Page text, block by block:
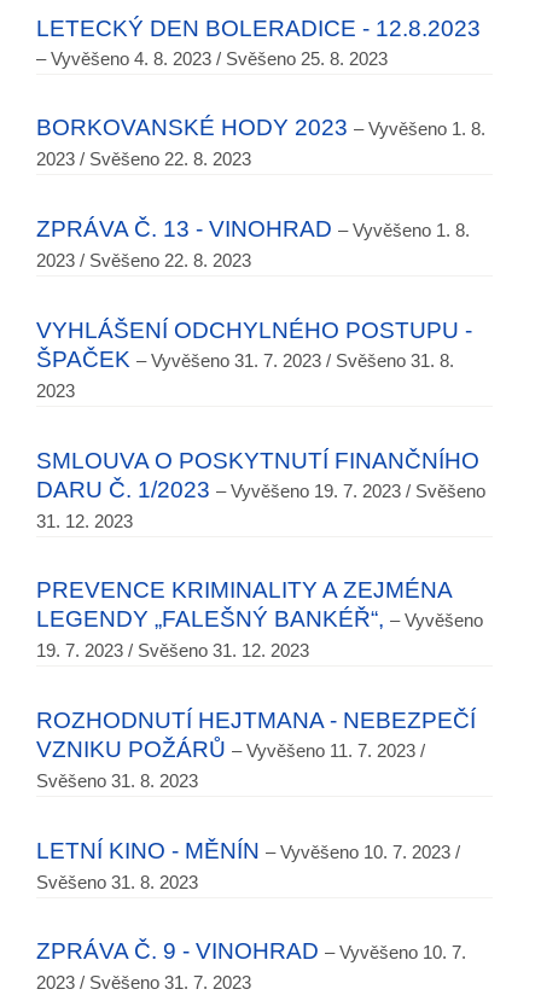
LETECKÝ DEN BOLERADICE - 12.8.2023
– Vyvěšeno 4. 8. 2023 / Svěšeno 25. 8. 2023
BORKOVANSKÉ HODY 2023 – Vyvěšeno 1. 8.
2023 / Svěšeno 22. 8. 2023
ZPRÁVA Č. 13 - VINOHRAD – Vyvěšeno 1. 8.
2023 / Svěšeno 22. 8. 2023
VYHLÁŠENÍ ODCHYLNÉHO POSTUPU -
ŠPAČEK – Vyvěšeno 31. 7. 2023 / Svěšeno 31. 8.
2023
SMLOUVA O POSKYTNUTÍ FINANČNÍHO
DARU Č. 1/2023 – Vyvěšeno 19. 7. 2023 / Svěšeno
31. 12. 2023
PREVENCE KRIMINALITY A ZEJMÉNA
LEGENDY „FALEŠNÝ BANKÉŘ“, – Vyvěšeno
19. 7. 2023 / Svěšeno 31. 12. 2023
ROZHODNUTÍ HEJTMANA - NEBEZPEČÍ
VZNIKU POŽÁRŮ – Vyvěšeno 11. 7. 2023 /
Svěšeno 31. 8. 2023
LETNÍ KINO - MĚNÍN – Vyvěšeno 10. 7. 2023 /
Svěšeno 31. 8. 2023
ZPRÁVA Č. 9 - VINOHRAD – Vyvěšeno 10. 7.
2023 / Svěšeno 31. 7. 2023